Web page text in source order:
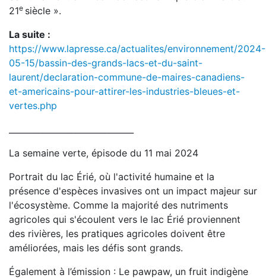
21e siècle ».
La suite :
https://www.lapresse.ca/actualites/environnement/2024-
05-15/bassin-des-grands-lacs-et-du-saint-
laurent/declaration-commune-de-maires-canadiens-
et-americains-pour-attirer-les-industries-bleues-et-
vertes.php
La semaine verte, épisode du 11 mai 2024
Portrait du lac Érié, où l'activité humaine et la
présence d'espèces invasives ont un impact majeur sur
l'écosystème. Comme la majorité des nutriments
agricoles qui s'écoulent vers le lac Érié proviennent
des rivières, les pratiques agricoles doivent être
améliorées, mais les défis sont grands.
Également à l’émission : Le pawpaw, un fruit indigène